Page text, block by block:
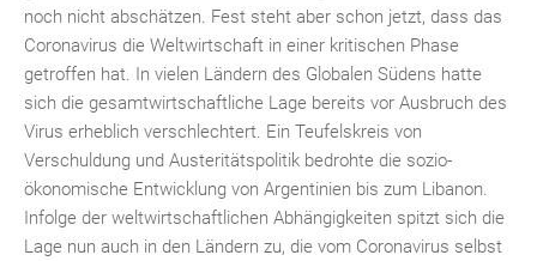
noch nicht abschätzen. Fest steht aber schon jetzt, dass das
Coronavirus die Weltwirtschaft in einer kritischen Phase
getroffen hat. In vielen Ländern des Globalen Südens hatte
sich die gesamtwirtschaftliche Lage bereits vor Ausbruch des
Virus erheblich verschlechtert. Ein Teufelskreis von
Verschuldung und Austeritätspolitik bedrohte die sozio-
ökonomische Entwicklung von Argentinien bis zum Libanon.
Infolge der weltwirtschaftlichen Abhängigkeiten spitzt sich die
Lage nun auch in den Ländern zu, die vom Coronavirus selbst